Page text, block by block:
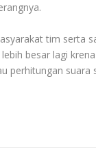
tim serta
besar lagi
perhitungan suara